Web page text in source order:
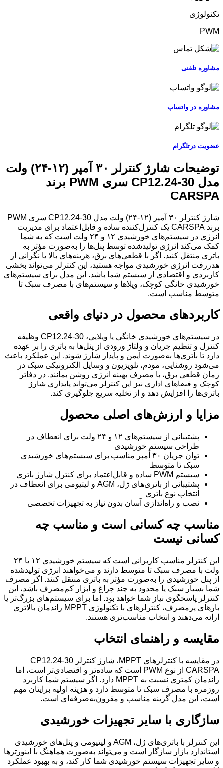
تکنولوژی
PWM
مشاوره تلفنی
مشاوره در واتساپ
عضویت درتلگرام
توضیحات شارژ کنترلر ۳۰ آمپر (۱۲-۲۴) ولت
مدل CP12.24-30 سری PWM برند
CARSPA
شارژ کنترلر ۳۰ آمپر (۱۲‑۲۴) ولت مدل CP12.24‑30 سری PWM
برند CARSPA یک کنترل‌کننده ساده و قابل‌اعتماد برای مدیریت
انرژی در سیستم‌های خورشیدی ۱۲ و ۲۴ ولت است که به شما
کمک می‌کند انرژی تولیدشده توسط پنل‌ها را به‌صورت مؤثر به
باتری منتقل کنید. اگر با قطعی‌های برق، هزینه‌های بالا یا نگرانی از
هدررفت انرژی خورشیدی مواجه هستید، این کنترلر می‌تواند بخشی
کاربردی و اقتصادی از سیستم شما باشد. این مدل برای سیستم‌های
خورشیدی خانگی کوچک، ویلاها و سیستم‌های با مصرف سبک تا
متوسط مناسب است.
کاربردهای محصول در دنیای واقعی
در سیستم‌های خورشیدی خانگی یا ویلایی، CP12.24‑30 وظیفه
کنترل و تنظیم جریان و ولتاژ ورودی از پنل‌ها به باتری را بر عهده
دارد تا باتری‌ها به‌صورت ایمن و پایدار شارژ شوند. این عملکرد باعث
می‌شود روشنایی، مودم، تلویزیون و وسایل الکترونیکی سبک در
زمان قطعی برق، با مصرف بهینه انرژی روشن بمانند. در دفاتر
کوچک و فضاهای اداری نیز این کنترلر می‌تواند پایداری شارژ
باتری‌ها را افزایش دهد و از تخلیه سریع جلوگیری کند.
مزایا و ارزش‌های اصلی محصول
پشتیبانی از سیستم‌های ۱۲ و ۲۴ ولت برای انعطاف در
طراحی سیستم خورشیدی
توان جریان ۳۰ آمپر مناسب برای سیستم‌های خورشیدی
سبک تا متوسط
سیستم PWM ساده و قابل‌اعتماد برای کنترل شارژ باتری
پشتیبانی از باتری‌های ژل، AGM و لیتیومی برای انعطاف در
انتخاب نوع باتری
نصب و راه‌اندازی آسان بدون نیاز به تجهیزات تخصصی
مناسب چه کسانی است و مناسب چه
کسانی نیست
این کنترلر مناسب کاربرانی است که سیستم خورشیدی ۱۲ یا ۲۴
ولت با مصرف سبک تا متوسط دارند و می‌خواهند انرژی تولیدشده
از پنل خورشیدی را به‌صورت مؤثر به باتری منتقل کنند. اگر مصرف
شما بسیار سبک یا محدود به چند چراغ و ابزار کم‌مصرف باشد، این
کنترلر پاسخگوی نیاز شما خواهد بود. اما برای سیستم‌های بزرگ‌تر یا
بارهای پرمصرف، کنترلرهای با تکنولوژی MPPT راندمان بالاتری
ارائه می‌دهند و انتخاب مناسب‌تری هستند.
مقایسه و راهنمای انتخاب
در مقایسه با کنترلرهای MPPT، شارژ کنترلر CP12.24‑30
CARSPA از نوع PWM است که ساده‌تر و اقتصادی‌تر است، اما
راندمان کمتری نسبت به MPPT دارد. اگر سیستم شما کاربرد
روزمره با مصرف سبک تا متوسط دارد و هزینه اولیه برایتان مهم
است، این مدل گزینه مناسب و مقرون‌به‌صرفه‌ای است.
سازگاری با سایر تجهیزات خورشیدی
این کنترلر با باتری‌های ژل، AGM و لیتیومی و پنل‌های خورشیدی
استاندارد بازار سازگار است و می‌تواند به‌صورت هماهنگ با اینورترها
و سایر تجهیزات سیستم خورشیدی شما کار کند، و به بهبود عملکرد